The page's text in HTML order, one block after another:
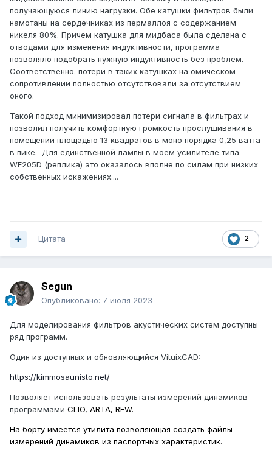
получающуюся линию нагрузки. Обе катушки фильтров были
намотаны на сердечниках из пермаллоя с содержанием
никеля 80%. Причем катушка для мидбаса была сделана с
отводами для изменения индуктивности, программа
позволяло подобрать нужную индуктивность без проблем.
Соответственно. потери в таких катушках на омическом
сопротивлении полностью отсутствовали за отсутствием
оного.
Такой подход минимизировал потери сигнала в фильтрах и
позволил получить комфортную громкость прослушивания в
помещении площадью 13 квадратов в моно порядка 0,25 ватта
в пике. Для единственной лампы в моем усилителе типа
WE205D (реплика) это оказалось вполне по силам при низких
собственных искажениях....
2
Цитата
Segun
Опубликовано: 7 июля 2023
Для моделирования фильтров акустических систем доступны
ряд программ.
Один из доступных и обновляющийся VituixCAD:
https://kimmosaunisto.net/
Позволяет использовать результаты измерений динамиков
программами CLIO, ARTA, REW.
На борту имеется утилита позволяющая создать файлы
измерений динамиков из паспортных характеристик.